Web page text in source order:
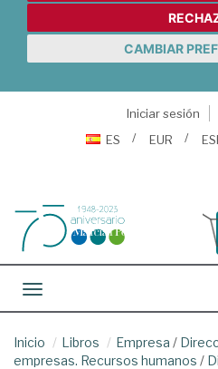
CAMBIAR
Iniciar sesión
ES
EUR
Toggle navigation
Inicio Libros Empresa /
empresas. Recursos humanos /